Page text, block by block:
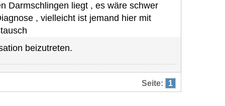
Darmschlingen liegt , es wäre schwer
, vielleicht ist jemand hier mit
beizutreten.
Seite: 1